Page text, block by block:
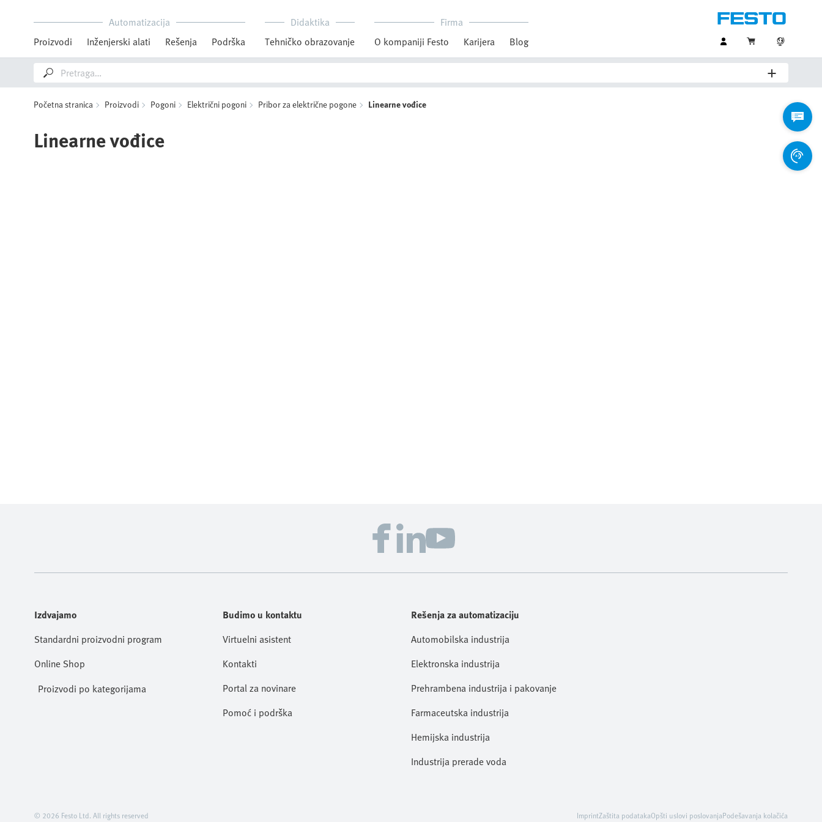
Automatizacija
Proizvodi
Inženjerski alati Rešenja Podrška
Didaktika
Tehničko obrazovanje
Firma
O kompaniji Festo
Karijera Blog
Početna stranica Proizvodi Pogoni Električni pogoni Pribor za električne pogone Linearne vođice
Linearne vođice
Izdvajamo
Standardni proizvodni program
Online Shop
Proizvodi po kategorijama
Budimo u kontaktu
Virtuelni asistent
Kontakti
Portal za novinare
Pomoć i podrška
Rešenja za automatizaciju
Automobilska industrija
Elektronska industrija
Prehrambena industrija i pakovanje
Farmaceutska industrija
Hemijska industrija
Industrija prerade voda
© 2026 Festo Ltd. All rights reserved ImprintZaštita podatakaOpšti uslovi poslovanjaPodešavanja kolačića